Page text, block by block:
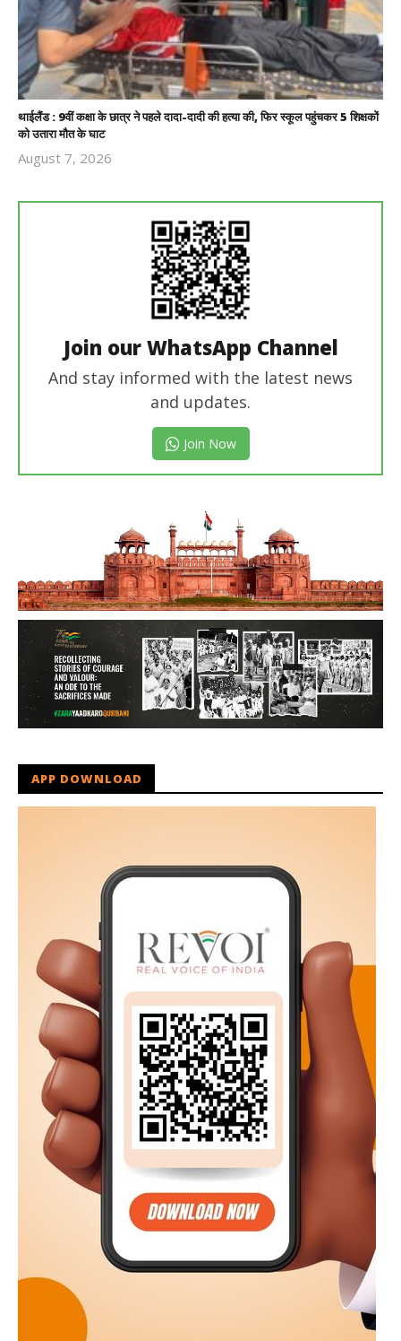
थाईलैंड : 9वीं कक्षा के छात्र ने पहले दादा-दादी की हत्या की, फिर स्कूल पहुंचकर 5 शिक्षकों
को उतारा मौत के घाट
August 7, 2026
Join our WhatsApp Channel
And stay informed with the latest news
and updates.
Join Now
APP DOWNLOAD